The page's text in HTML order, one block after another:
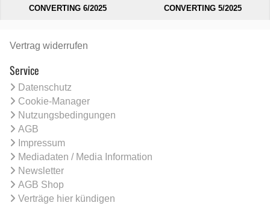
CONVERTING 6/2025
CONVERTING 5/2025
Vertrag widerrufen
Service
Datenschutz
Cookie-Manager
Nutzungsbedingungen
AGB
Impressum
Mediadaten / Media Information
Newsletter
AGB Shop
Verträge hier kündigen